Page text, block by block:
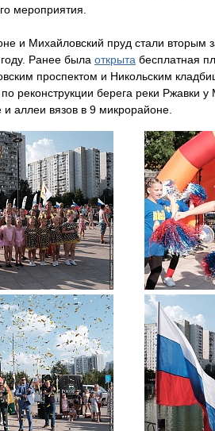
мероприятия.
и Михайловский пруд стали
Ранее была открыта бесплатная
проспектом и Никольским
реконструкции берега реки Ржавки
аллеи вязов в 9 микрорайоне.